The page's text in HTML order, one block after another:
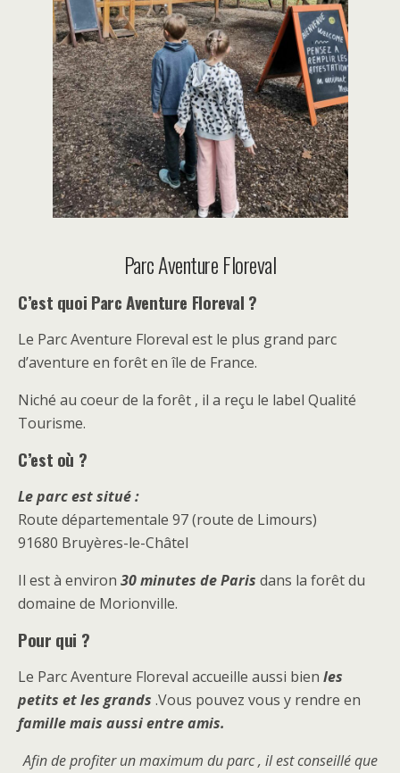
Parc Aventure Floreval
C’est quoi Parc Aventure Floreval ?
Le Parc Aventure Floreval est le plus grand parc
d’aventure en forêt en île de France.
Niché au coeur de la forêt , il a reçu le label Qualité
Tourisme.
C’est où ?
Le parc est situé :
Route départementale 97 (route de Limours)
91680 Bruyères-le-Châtel
Il est à environ 30 minutes de Paris dans la forêt du
domaine de Morionville.
Pour qui ?
Le Parc Aventure Floreval accueille aussi bien les
petits et les grands .Vous pouvez vous y rendre en
famille mais aussi entre amis.
Afin de profiter un maximum du parc , il est conseillé que